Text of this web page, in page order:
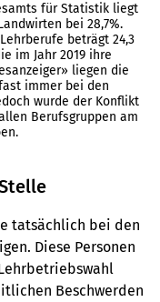
für Statistik liegt
bei 28,7%.
beträgt 24,3
im Jahr 2019 ihre
liegen die
immer bei den
wurde der Konflikt
Berufsgruppen am
tatsächlich bei den
Diese Personen
Beschwerden